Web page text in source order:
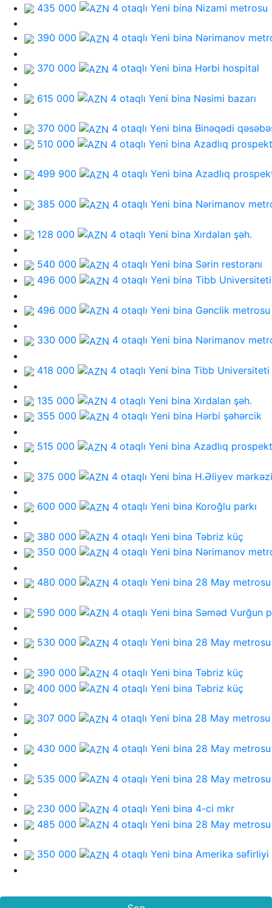
435 000 4 otaqlı Yeni bina Nizami metrosu
390 000 4 otaqlı Yeni bina Nərimanov
370 000 4 otaqlı Yeni bina Hərbi hospital
615 000 4 otaqlı Yeni bina Nəsimi bazarı
370 000 4 otaqlı Yeni bina Binəqədi
510 000
4 otaqlı Yeni bina Azadlıq
499 900 4 otaqlı Yeni bina Azadlıq
385 000 4 otaqlı Yeni bina Nərimanov
128 000 4 otaqlı Yeni bina Xırdalan şəh.
540 000 4 otaqlı Yeni bina Sərin restoranı
496 000
4 otaqlı Yeni bina Tibb Universiteti
496 000 4 otaqlı Yeni bina Gənclik metrosu
330 000 4 otaqlı Yeni bina Nərimanov
418 000 4 otaqlı Yeni bina Tibb Universiteti
135 000 4 otaqlı Yeni bina Xırdalan şəh.
355 000
4 otaqlı Yeni bina Hərbi şəhərcik
515 000 4 otaqlı Yeni bina Azadlıq
375 000 4 otaqlı Yeni bina H.Əliyev mərkəzi
600 000 4 otaqlı Yeni bina Koroğlu parkı
380 000 4 otaqlı Yeni bina Təbriz küç
350 000
4 otaqlı Yeni bina Nərimanov
480 000 4 otaqlı Yeni bina 28 May metrosu
590 000 4 otaqlı Yeni bina Səməd Vurğun
530 000 4 otaqlı Yeni bina 28 May metrosu
390 000 4 otaqlı Yeni bina Təbriz küç
400 000
4 otaqlı Yeni bina Təbriz küç
307 000 4 otaqlı Yeni bina 28 May metrosu
430 000 4 otaqlı Yeni bina 28 May metrosu
535 000 4 otaqlı Yeni bina 28 May metrosu
230 000 4 otaqlı Yeni bina 4-ci mkr
485 000
4 otaqlı Yeni bina 28 May metrosu
350 000 4 otaqlı Yeni bina Amerika səfirliyi